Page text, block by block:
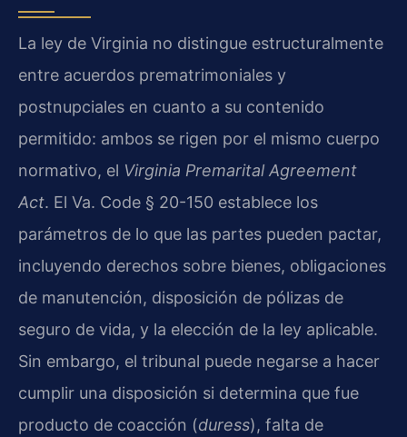
La ley de Virginia no distingue estructuralmente
entre acuerdos prematrimoniales y
postnupciales en cuanto a su contenido
permitido: ambos se rigen por el mismo cuerpo
normativo, el Virginia Premarital Agreement
Act. El Va. Code § 20-150 establece los
parámetros de lo que las partes pueden pactar,
incluyendo derechos sobre bienes, obligaciones
de manutención, disposición de pólizas de
seguro de vida, y la elección de la ley aplicable.
Sin embargo, el tribunal puede negarse a hacer
cumplir una disposición si determina que fue
producto de coacción (duress), falta de